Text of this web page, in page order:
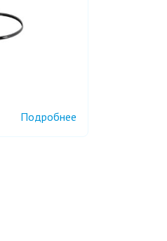
Подробнее